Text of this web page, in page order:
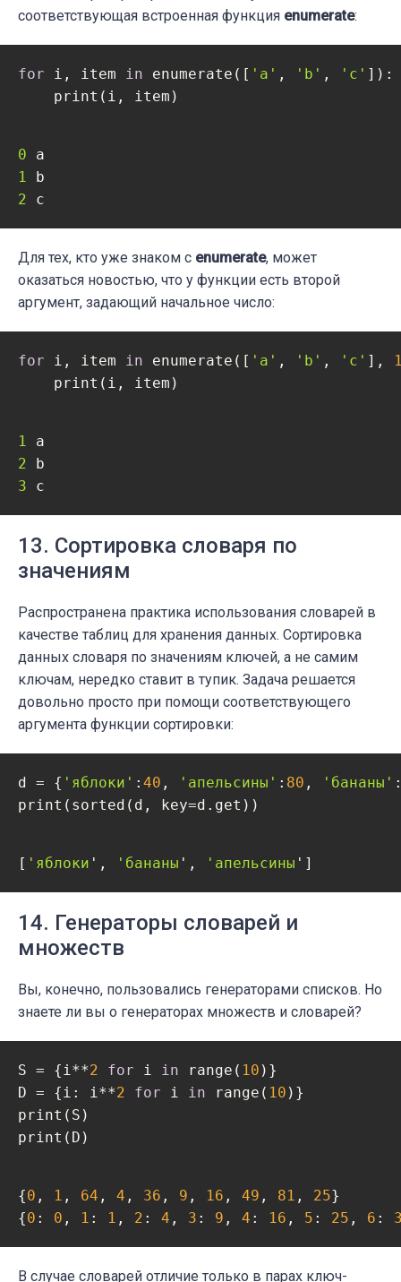
соответствующая встроенная функция enumerate:
for i, item in enumerate([ 'a' , 'b' , 'c' ]):
    print(i, item)
0
1
2 c
Для тех, кто уже знаком с enumerate, может
оказаться новостью, что у функции есть второй
аргумент, задающий начальное число:
for i, item in enumerate([ 'a' , 'b' , 'c' ],
    print(i, item)
1
2
3 c
13. Сортировка словаря по
значениям
Распространена практика использования словарей в
качестве таблиц для хранения данных. Сортировка
данных словаря по значениям ключей, а не самим
ключам, нередко ставит в тупик. Задача решается
довольно просто при помощи соответствующего
аргумента функции сортировки:
d = { 'яблоки' : 40 , 'апельсины' : 80 , 'бананы'
print(sorted(d, key=d.get))
[ 'яблоки ', 'бананы ', 'апельсины ']
14. Генераторы словарей и
множеств
Вы, конечно, пользовались генераторами списков. Но
знаете ли вы о генераторах множеств и словарей?
S = {i**2 for i in range( 10 )}
D = {i: i**2 for i in range( 10 )}
print(S)
{0 , 1 , 64 , 4 , 36 , 9 , 16 , 49 , 81 , 25}
{0 : 0 , 1 : 1 , 2 : 4 , 3 : 9 , 4 : 16 , 5 : 25 , 6 :
В случае словарей отличие только в парах ключ-